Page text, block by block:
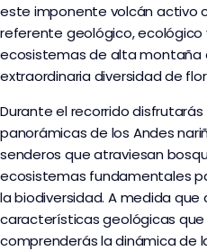
este imponente volcán activo
referente geológico, ecológico
ecosistemas de alta montaña
extraordinaria diversidad de
Durante el recorrido
panorámicas de los Andes
senderos que atraviesan
ecosistemas fundamentales
la biodiversidad. A medida que
características geológicas
comprenderás la dinámica de